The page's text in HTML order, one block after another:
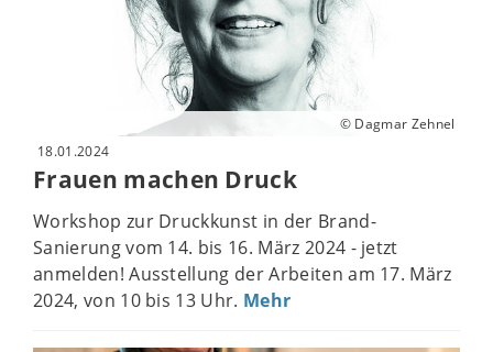
© Dagmar Zehnel
18.01.2024
Frauen machen Druck
Workshop zur Druckkunst in der Brand-
Sanierung vom 14. bis 16. März 2024 - jetzt
anmelden! Ausstellung der Arbeiten am 17. März
2024, von 10 bis 13 Uhr. Mehr